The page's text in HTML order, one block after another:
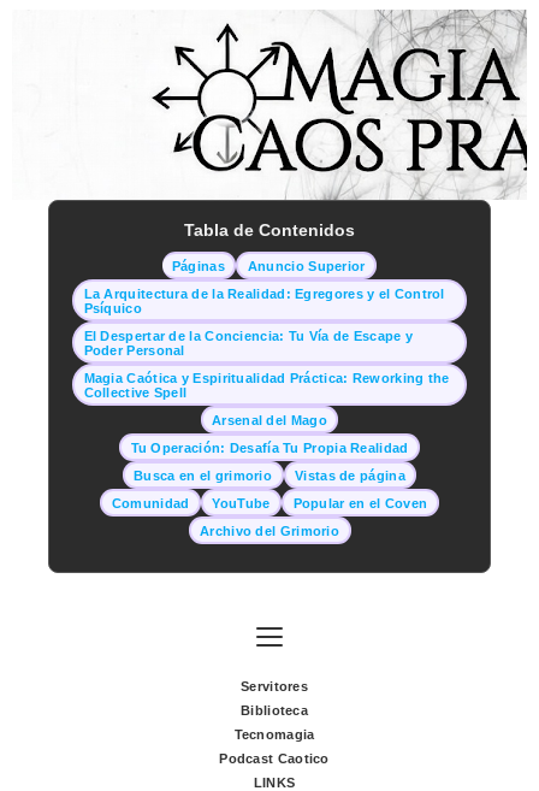
Tabla de Contenidos
Páginas
Anuncio Superior
La Arquitectura de la Realidad: Egregores y el Control
Psíquico
El Despertar de la Conciencia: Tu Vía de Escape y
Poder Personal
Magia Caótica y Espiritualidad Práctica: Reworking the
Collective Spell
Arsenal del Mago
Tu Operación: Desafía Tu Propia Realidad
Busca en el grimorio
Vistas de página
Comunidad
YouTube
Popular en el Coven
Archivo del Grimorio
Servitores
Biblioteca
Tecnomagia
Podcast Caotico
LINKS